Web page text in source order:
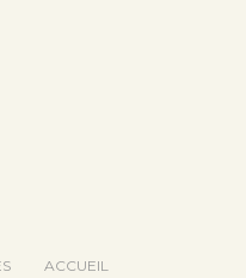
ACCUEIL